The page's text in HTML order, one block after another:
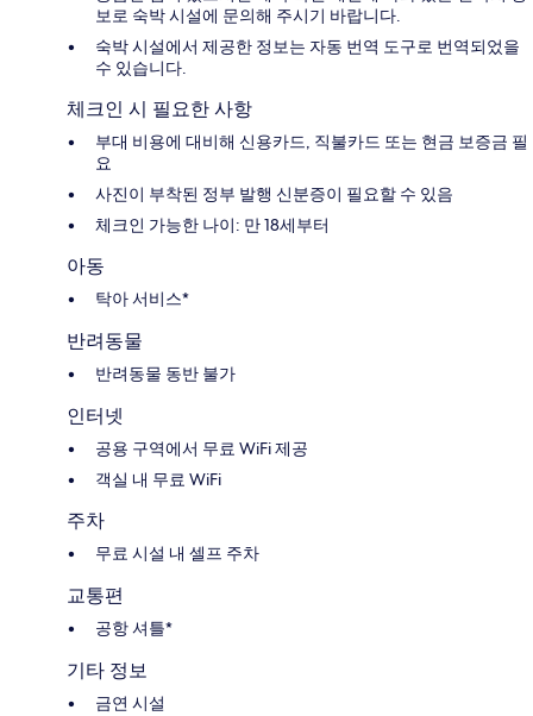
보로 숙박 시설에 문의해 주시기 바랍니다.
숙박 시설에서 제공한 정보는 자동 번역 도구로 번역되었을
수 있습니다.
체크인 시 필요한 사항
부대 비용에 대비해 신용카드, 직불카드 또는 현금 보증금 필
요
사진이 부착된 정부 발행 신분증이 필요할 수 있음
체크인 가능한 나이: 만 18세부터
아동
탁아 서비스*
반려동물
반려동물 동반 불가
인터넷
공용 구역에서 무료 WiFi 제공
객실 내 무료 WiFi
주차
무료 시설 내 셀프 주차
교통편
공항 셔틀*
기타 정보
금연 시설